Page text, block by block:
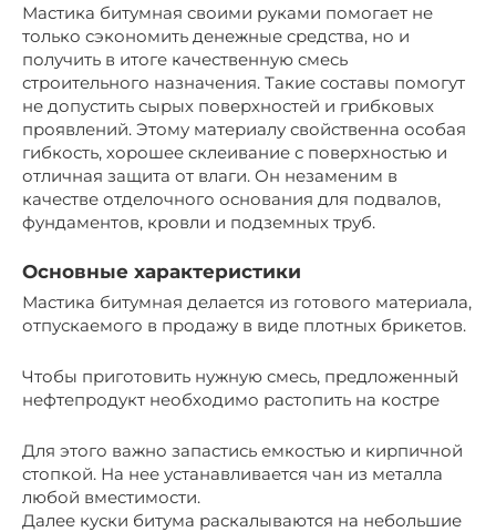
Мастика битумная своими руками помогает не
только сэкономить денежные средства, но и
получить в итоге качественную смесь
строительного назначения. Такие составы помогут
не допустить сырых поверхностей и грибковых
проявлений. Этому материалу свойственна особая
гибкость, хорошее склеивание с поверхностью и
отличная защита от влаги. Он незаменим в
качестве отделочного основания для подвалов,
фундаментов, кровли и подземных труб.
Основные характеристики
Мастика битумная делается из готового материала,
отпускаемого в продажу в виде плотных брикетов.
Чтобы приготовить нужную смесь, предложенный
нефтепродукт необходимо растопить на костре
Для этого важно запастись емкостью и кирпичной
стопкой. На нее устанавливается чан из металла
любой вместимости.
Далее куски битума раскалываются на небольшие